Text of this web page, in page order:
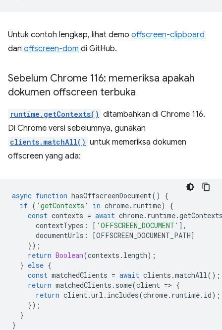
Untuk contoh lengkap, lihat demo offscreen-clipboard
dan offscreen-dom di GitHub.
Sebelum Chrome 116: memeriksa apakah
dokumen offscreen terbuka
runtime.getContexts() ditambahkan di Chrome 116.
Di Chrome versi sebelumnya, gunakan
clients.matchAll() untuk memeriksa dokumen
offscreen yang ada:
async function hasOffscreenDocument()
{
if ( 'getContexts' in chrome. runtime)
{
const contexts = await chrome. runtime.
contextTypes : [ 'OFFSCREEN_DOCUMENT' ],
documentUrls : [OFFSCREEN_DOCUMENT_PATH]
});
return Boolean(contexts . length);
} else {
const matchedClients = await clients .matchAll();
return matchedClients . some(client => {
return client.url . includes(chrome. runtime. id);
});
}
}